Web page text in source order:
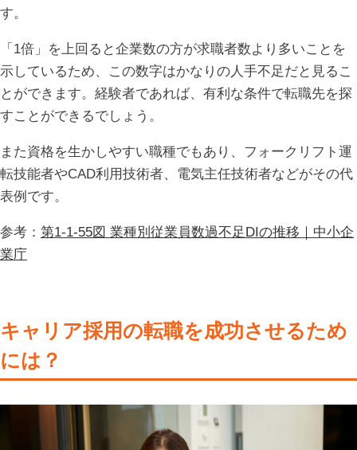
す。
「1倍」を上回ると企業数の方が求職者数より多いことを
示しているため、この数字はかなりの人手不足だと見るこ
とができます。経験者であれば、有利な条件で転職先を探
すことができるでしょう。
また資格を生かしやすい職種でもあり、フォークリフト運
転技能者やCAD利用技術者、電気主任技術者などがその代
表例です。
参考： 第1-1-55図 業種別従業員数過不足DIの推移｜中小企
業庁
キャリア採用の転職を成功させるため
には？